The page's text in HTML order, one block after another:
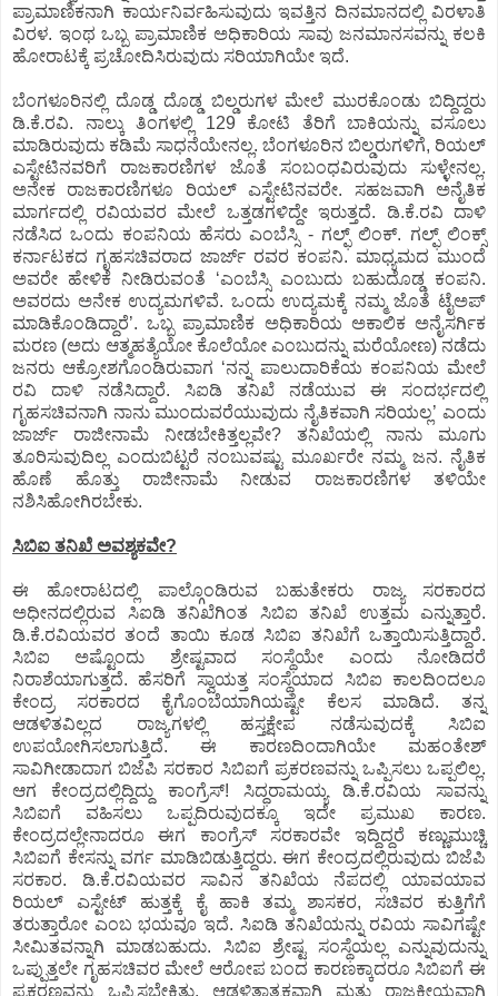
ಪ್ರಾಮಾಣಿಕನಾಗಿ ಕಾರ್ಯನಿರ್ವಹಿಸುವುದು ಇವತ್ತಿನ ದಿನಮಾನದಲ್ಲಿ ವಿರಳಾತಿ
ವಿರಳ. ಇಂಥ ಒಬ್ಬ ಪ್ರಾಮಾಣಿಕ ಅಧಿಕಾರಿಯ ಸಾವು ಜನಮಾನಸವನ್ನು ಕಲಕಿ
ಹೋರಾಟಕ್ಕೆ ಪ್ರಚೋದಿಸಿರುವುದು ಸರಿಯಾಗಿಯೇ ಇದೆ.
ಬೆಂಗಳೂರಿನಲ್ಲಿ ದೊಡ್ಡ ದೊಡ್ಡ ಬಿಲ್ಡರುಗಳ ಮೇಲೆ ಮುರಕೊಂಡು ಬಿದ್ದಿದ್ದರು
ಡಿ.ಕೆ.ರವಿ. ನಾಲ್ಕು ತಿಂಗಳಲ್ಲಿ 129 ಕೋಟಿ ತೆರಿಗೆ ಬಾಕಿಯನ್ನು ವಸೂಲು
ಮಾಡಿರುವುದು ಕಡಿಮೆ ಸಾಧನೆಯೇನಲ್ಲ. ಬೆಂಗಳೂರಿನ ಬಿಲ್ಡರುಗಳಿಗೆ, ರಿಯಲ್
ಎಸ್ಟೇಟಿನವರಿಗೆ ರಾಜಕಾರಣಿಗಳ ಜೊತೆ ಸಂಬಂಧವಿರುವುದು ಸುಳ್ಳೇನಲ್ಲ.
ಅನೇಕ ರಾಜಕಾರಣಿಗಳೂ ರಿಯಲ್ ಎಸ್ಟೇಟಿನವರೇ. ಸಹಜವಾಗಿ ಅನೈತಿಕ
ಮಾರ್ಗದಲ್ಲಿ ರವಿಯವರ ಮೇಲೆ ಒತ್ತಡಗಳಿದ್ದೇ ಇರುತ್ತದೆ. ಡಿ.ಕೆ.ರವಿ ದಾಳಿ
ನಡೆಸಿದ ಒಂದು ಕಂಪನಿಯ ಹೆಸರು ಎಂಬೆಸ್ಸಿ - ಗಲ್ಫ್ ಲಿಂಕ್. ಗಲ್ಫ್ ಲಿಂಕ್ಸ್
ಕರ್ನಾಟಕದ ಗೃಹಸಚಿವರಾದ ಜಾರ್ಜ್ ರವರ ಕಂಪನಿ. ಮಾಧ್ಯಮದ ಮುಂದೆ
ಅವರೇ ಹೇಳಿಕೆ ನೀಡಿರುವಂತೆ ‘ಎಂಬೆಸ್ಸಿ ಎಂಬುದು ಬಹುದೊಡ್ಡ ಕಂಪನಿ.
ಅವರದು ಅನೇಕ ಉದ್ಯಮಗಳಿವೆ. ಒಂದು ಉದ್ಯಮಕ್ಕೆ ನಮ್ಮ ಜೊತೆ ಟೈಅಪ್
ಮಾಡಿಕೊಂಡಿದ್ದಾರೆ’. ಒಬ್ಬ ಪ್ರಾಮಾಣಿಕ ಅಧಿಕಾರಿಯ ಅಕಾಲಿಕ ಅನೈಸರ್ಗಿಕ
ಮರಣ (ಅದು ಆತ್ಮಹತ್ಯೆಯೋ ಕೊಲೆಯೋ ಎಂಬುದನ್ನು ಮರೆಯೋಣ) ನಡೆದು
ಜನರು ಆಕ್ರೋಶಗೊಂಡಿರುವಾಗ ‘ನನ್ನ ಪಾಲುದಾರಿಕೆಯ ಕಂಪನಿಯ ಮೇಲೆ
ರವಿ ದಾಳಿ ನಡೆಸಿದ್ದಾರೆ. ಸಿಐಡಿ ತನಿಖೆ ನಡೆಯುವ ಈ ಸಂದರ್ಭದಲ್ಲಿ
ಗೃಹಸಚಿವನಾಗಿ ನಾನು ಮುಂದುವರೆಯುವುದು ನೈತಿಕವಾಗಿ ಸರಿಯಲ್ಲ’ ಎಂದು
ಜಾರ್ಜ್ ರಾಜೀನಾಮೆ ನೀಡಬೇಕಿತ್ತಲ್ಲವೇ? ತನಿಖೆಯಲ್ಲಿ ನಾನು ಮೂಗು
ತೂರಿಸುವುದಿಲ್ಲ ಎಂದುಬಿಟ್ಟರೆ ನಂಬುವಷ್ಟು ಮೂರ್ಖರೇ ನಮ್ಮ ಜನ. ನೈತಿಕ
ಹೊಣೆ ಹೊತ್ತು ರಾಜೀನಾಮೆ ನೀಡುವ ರಾಜಕಾರಣಿಗಳ ತಳಿಯೇ
ನಶಿಸಿಹೋಗಿರಬೇಕು.
ಸಿಬಿಐ ತನಿಖೆ ಅವಶ್ಯಕವೇ?
ಈ ಹೋರಾಟದಲ್ಲಿ ಪಾಲ್ಗೊಂಡಿರುವ ಬಹುತೇಕರು ರಾಜ್ಯ ಸರಕಾರದ
ಅಧೀನದಲ್ಲಿರುವ ಸಿಐಡಿ ತನಿಖೆಗಿಂತ ಸಿಬಿಐ ತನಿಖೆ ಉತ್ತಮ ಎನ್ನುತ್ತಾರೆ.
ಡಿ.ಕೆ.ರವಿಯವರ ತಂದೆ ತಾಯಿ ಕೂಡ ಸಿಬಿಐ ತನಿಖೆಗೆ ಒತ್ತಾಯಿಸುತ್ತಿದ್ದಾರೆ.
ಸಿಬಿಐ ಅಷ್ಟೊಂದು ಶ್ರೇಷ್ಟವಾದ ಸಂಸ್ಥೆಯೇ ಎಂದು ನೋಡಿದರೆ
ನಿರಾಶೆಯಾಗುತ್ತದೆ. ಹೆಸರಿಗೆ ಸ್ವಾಯತ್ತ ಸಂಸ್ಥೆಯಾದ ಸಿಬಿಐ ಕಾಲದಿಂದಲೂ
ಕೇಂದ್ರ ಸರಕಾರದ ಕೈಗೊಂಬೆಯಾಗಿಯಷ್ಟೇ ಕೆಲಸ ಮಾಡಿದೆ. ತನ್ನ
ಆಡಳಿತವಿಲ್ಲದ ರಾಜ್ಯಗಳಲ್ಲಿ ಹಸ್ತಕ್ಷೇಪ ನಡೆಸುವುದಕ್ಕೆ ಸಿಬಿಐ
ಉಪಯೋಗಿಸಲಾಗುತ್ತಿದೆ. ಈ ಕಾರಣದಿಂದಾಗಿಯೇ ಮಹಂತೇಶ್
ಸಾವಿಗೀಡಾದಾಗ ಬಿಜೆಪಿ ಸರಕಾರ ಸಿಬಿಐಗೆ ಪ್ರಕರಣವನ್ನು ಒಪ್ಪಿಸಲು ಒಪ್ಪಲಿಲ್ಲ.
ಆಗ ಕೇಂದ್ರದಲ್ಲಿದ್ದಿದ್ದು ಕಾಂಗ್ರೆಸ್! ಸಿದ್ಧರಾಮಯ್ಯ ಡಿ.ಕೆ.ರವಿಯ ಸಾವನ್ನು
ಸಿಬಿಐಗೆ ವಹಿಸಲು ಒಪ್ಪದಿರುವುದಕ್ಕೂ ಇದೇ ಪ್ರಮುಖ ಕಾರಣ.
ಕೇಂದ್ರದಲ್ಲೇನಾದರೂ ಈಗ ಕಾಂಗ್ರೆಸ್ ಸರಕಾರವೇ ಇದ್ದಿದ್ದರೆ ಕಣ್ಣುಮುಚ್ಚಿ
ಸಿಬಿಐಗೆ ಕೇಸನ್ನು ವರ್ಗ ಮಾಡಿಬಿಡುತ್ತಿದ್ದರು. ಈಗ ಕೇಂದ್ರದಲ್ಲಿರುವುದು ಬಿಜೆಪಿ
ಸರಕಾರ. ಡಿ.ಕೆ.ರವಿಯವರ ಸಾವಿನ ತನಿಖೆಯ ನೆಪದಲ್ಲಿ ಯಾವಯಾವ
ರಿಯಲ್ ಎಸ್ಟೇಟ್ ಹುತ್ತಕ್ಕೆ ಕೈ ಹಾಕಿ ತಮ್ಮ ಶಾಸಕರ, ಸಚಿವರ ಕುತ್ತಿಗೆಗೆ
ತರುತ್ತಾರೋ ಎಂಬ ಭಯವೂ ಇದೆ. ಸಿಐಡಿ ತನಿಖೆಯನ್ನು ರವಿಯ ಸಾವಿಗಷ್ಟೇ
ಸೀಮಿತವನ್ನಾಗಿ ಮಾಡಬಹುದು. ಸಿಬಿಐ ಶ್ರೇಷ್ಟ ಸಂಸ್ಥೆಯಲ್ಲ ಎನ್ನುವುದುನ್ನು
ಒಪ್ಪುತ್ತಲೇ ಗೃಹಸಚಿವರ ಮೇಲೆ ಆರೋಪ ಬಂದ ಕಾರಣಕ್ಕಾದರೂ ಸಿಬಿಐಗೆ ಈ
ಪ್ರಕರಣವನ್ನು ಒಪ್ಪಿಸಬೇಕಿತ್ತು. ಆಡಳಿತಾತ್ಮಕವಾಗಿ ಮತ್ತು ರಾಜಕೀಯವಾಗಿ